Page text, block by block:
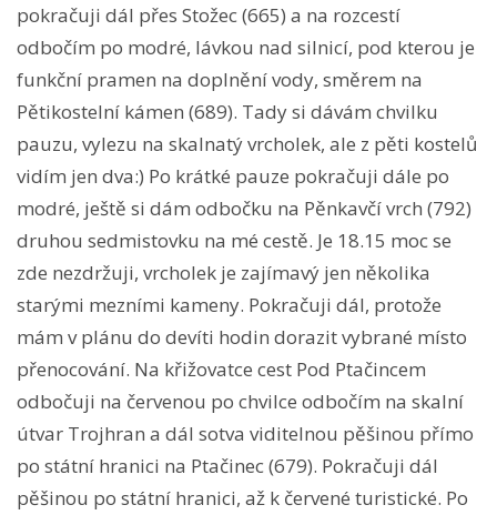
pokračuji dál přes Stožec (665) a na rozcestí
odbočím po modré, lávkou nad silnicí, pod kterou je
funkční pramen na doplnění vody, směrem na
Pětikostelní kámen (689). Tady si dávám chvilku
pauzu, vylezu na skalnatý vrcholek, ale z pěti kostelů
vidím jen dva:) Po krátké pauze pokračuji dále po
modré, ještě si dám odbočku na Pěnkavčí vrch (792)
druhou sedmistovku na mé cestě. Je 18.15 moc se
zde nezdržuji, vrcholek je zajímavý jen několika
starými mezními kameny. Pokračuji dál, protože
mám v plánu do devíti hodin dorazit vybrané místo
přenocování. Na křižovatce cest Pod Ptačincem
odbočuji na červenou po chvilce odbočím na skalní
útvar Trojhran a dál sotva viditelnou pěšinou přímo
po státní hranici na Ptačinec (679). Pokračuji dál
pěšinou po státní hranici, až k červené turistické. Po